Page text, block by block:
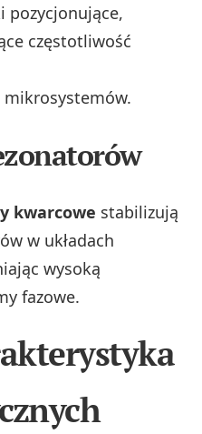
pozycjonujące,
częstotliwość
kwarcowe stabilizują
w układach
wysoką
fazowe.